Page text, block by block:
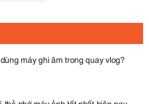
máy ghi âm trong quay vlog?